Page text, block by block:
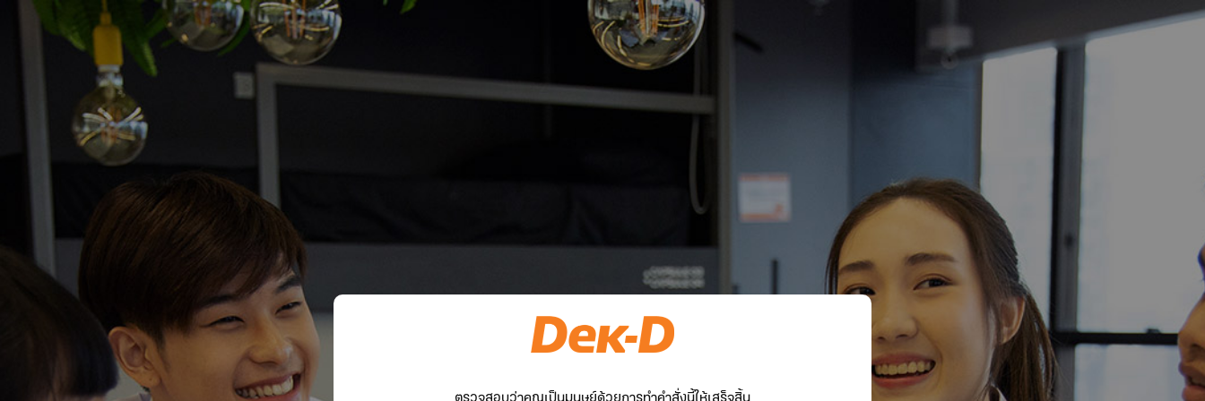
ตรวจสอบว่าคุณเป็นมนุษย์ด้วยการทำคำสั่งนี้ให้เสร็จสิ้น